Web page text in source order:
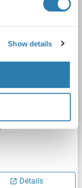
Show details
Hôte: Souris
Détails